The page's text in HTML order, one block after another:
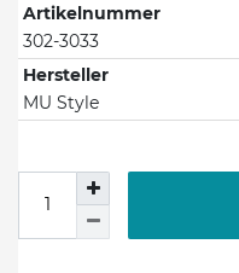
Artikelnummer
302-3033
Hersteller
MU Style